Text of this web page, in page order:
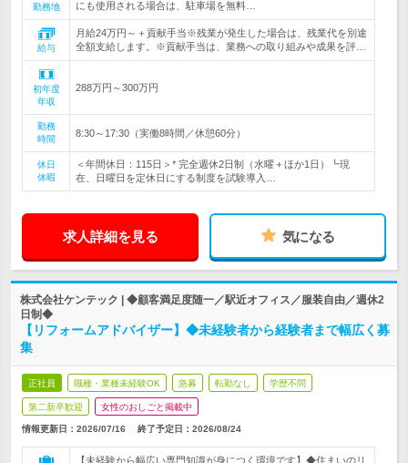
勤務地 にも使用される場合は、駐車場を無料…
給与
月給24万円～＋貢献手当※残業が発生した場合は、残業代を別途
全額支給します。※貢献手当は、業務への取り組みや成果を評…
初年度
年収
288万円～300万円
勤務
時間
8:30～17:30（実働8時間／休憩60分）
休日
休暇
＜年間休日：115日＞* 完全週休2日制（水曜＋ほか1日）┗現
在、日曜日を定休日にする制度を試験導入…
求人詳細を見る 気になる
株式会社ケンテック | ◆顧客満足度随一／駅近オフィス／服装自由／週休2
日制◆
【リフォームアドバイザー】◆未経験者から経験者まで幅広く募
集
正社員 職種・業種未経験OK 急募 転勤なし 学歴不問
第二新卒歓迎 女性のおしごと掲載中
情報更新日：2026/07/16 終了予定日： 2026/08/24
【未経験から幅広い専門知識が身につく環境です】◆住まいのリ